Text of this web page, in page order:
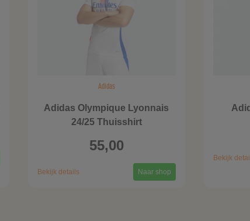
Adidas
Adidas Olympique Lyonnais
24/25 Thuisshirt
55,00
Bekijk details Naar shop
Bekijk